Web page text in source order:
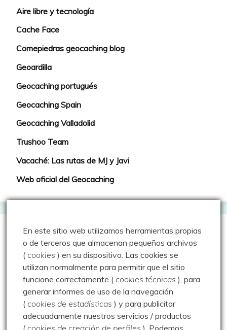
Aire libre y tecnología
Cache Face
Comepiedras geocaching blog
Geoardilla
Geocaching portugués
Geocaching Spain
Geocaching Valladolid
Trushoo Team
Vacaché: Las rutas de MJ y Javi
Web oficial del Geocaching
Webs que cotilleo
Sparrou - Juegos sobre naturaleza
Asociación Cultural "Peña Ruz"
Barruelo de Santullán
Club de Montaña la Escalerilla
En este sitio web utilizamos herramientas propias
o de terceros que almacenan pequeños archivos
(cookies ) en su dispositivo. Las cookies se
utilizan normalmente para permitir que el sitio
funcione correctamente (cookies técnicas ), para
generar informes de uso de la navegación
(cookies de estadísticas ) y para publicitar
adecuadamente nuestros servicios / productos
(cookies de creación de perfiles ). Podemos